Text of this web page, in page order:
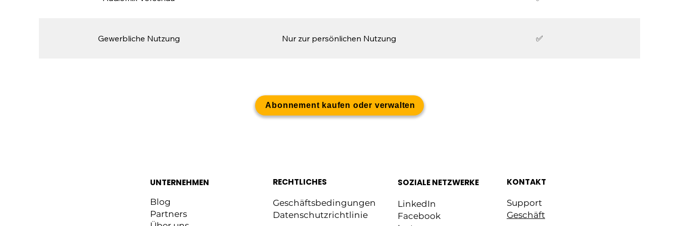
Abonnement kaufen oder verwalten
Gewerbliche Nutzung Nur zur persönlichen Nutzung ✅
KONTAKT
Support
Geschäft
SOZIALE NETZWERKE
LinkedIn
Facebook
RECHTLICHES
Geschäftsbedingungen
Datenschutzrichtlinie
UNTERNEHMEN
Blog
Partners